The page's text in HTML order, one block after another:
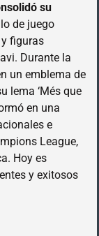
su
de juego
figuras
Durante la
un emblema de
lema ‘Més que
en una
e
League,
Hoy es
y exitosos